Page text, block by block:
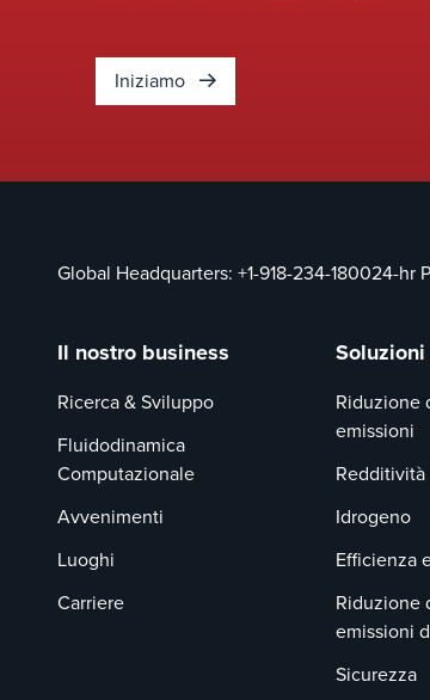
Iniziamo
Global Headquarters: +1-918-234-180024-hr
Il nostro business
Ricerca & Sviluppo
Fluidodinamica
Computazionale
Avvenimenti
Luoghi
Carriere
Soluzioni
Riduzione
emissioni
Idrogeno
Efficienza
Riduzione
emissioni
Sicurezza